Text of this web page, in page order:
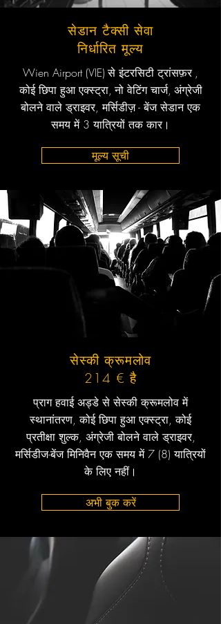
सेडान टैक्सी सेवा
निर्धारित मूल्य
Wien Airport (VIE) से इंटरसिटी ट्रांसफ़र ,
कोई छिपा हुआ एक्स्ट्रा, नो वेटिंग चार्ज, अंग्रेजी
बोलने वाले ड्राइवर, मर्सिडीज़ - बेंज सेडान एक
समय में 3 यात्रियों तक कार।
मूल्य सूची
सेस्की क्रूमलोव
214 € है
प्राग हवाई अड्डे से सेस्की क्रूमलोव में
स्थानांतरण, कोई छिपा हुआ एक्स्ट्रा, कोई
प्रतीक्षा शुल्क, अंग्रेजी बोलने वाले ड्राइवर,
मर्सिडीज-बेंज मिनिवैन एक समय में 7 (8) यात्रियों
के लिए नहीं।
अभी बुक करें